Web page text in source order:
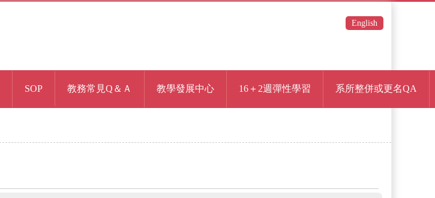
English
SOP 教務常見Q＆Ａ 教學發展中心 16＋2週彈性學習 系所整併或更名QA